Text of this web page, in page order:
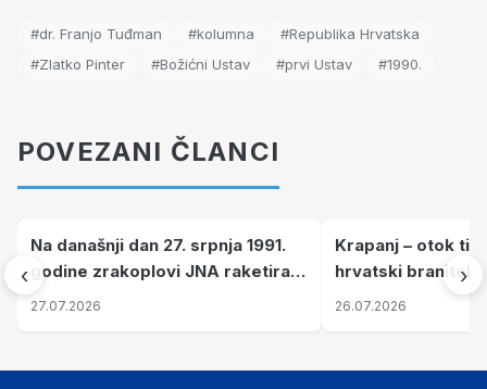
#dr. Franjo Tuđman #kolumna
#Republika Hrvatska
#Zlatko Pinter
#Božićni Ustav #prvi Ustav #1990.
POVEZANI ČLANCI
‹
Na današnji dan 27. srpnja 1991.
godine zrakoplovi JNA raketirali
su vojarnu i obučni centar "Nikola
27.07.2026
Krapanj – otok
hrvatski branitelji
pronalaze mir
26.07.2026
›